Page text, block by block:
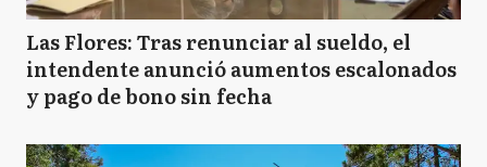
Las Flores: Tras renunciar al sueldo, el
intendente anunció aumentos escalonados
y pago de bono sin fecha